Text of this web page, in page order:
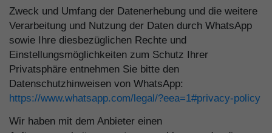
Zweck und Umfang der Datenerhebung und die weitere
Verarbeitung und Nutzung der Daten durch WhatsApp
sowie Ihre diesbezüglichen Rechte und
Einstellungsmöglichkeiten zum Schutz Ihrer
Privatsphäre entnehmen Sie bitte den
Datenschutzhinweisen von WhatsApp:
https://www.whatsapp.com/legal/?eea=1#privacy-policy
Wir haben mit dem Anbieter einen